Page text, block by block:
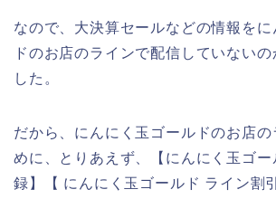
なので、大決算セールなどの情報を
ドのお店のラインで配信していないの
した。
だから、にんにく玉ゴールドのお店の
めに、とりあえず、【にんにく玉ゴー
録】【 にんにく玉ゴールド ライン割